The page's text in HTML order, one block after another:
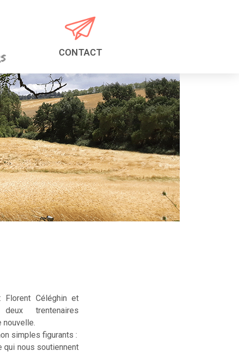
CONTACT
Céléghin et
trentenaires
nouvelle.
simples figurants :
qui nous soutiennent